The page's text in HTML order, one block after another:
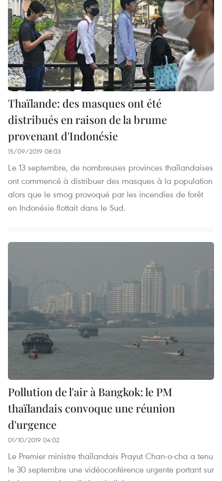
Thaïlande: des masques ont été
distribués en raison de la brume
provenant d'Indonésie
15/09/2019 08:03
Le 13 septembre, de nombreuses provinces thaïlandaises
ont commencé à distribuer des masques à la population
alors que le smog provoqué par les incendies de forêt
en Indonésie flottait dans le Sud.
Pollution de l'air à Bangkok: le PM
thaïlandais convoque une réunion
d'urgence
01/10/2019 04:02
Le Premier ministre thaïlandais Prayut Chan-o-cha a tenu
le 30 septembre une vidéoconférence urgente portant sur